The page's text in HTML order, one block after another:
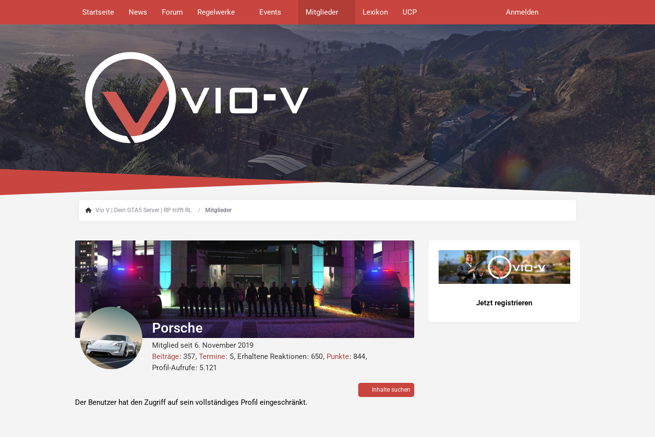
Startseite News Forum Regelwerke Events Mitglieder Lexikon UCP Anmelden
Vio V | Dein GTA5 Server | RP trifft RL Mitglieder
Porsche
Mitglied seit 6. November 2019
Beiträge 357 Termine 5 Erhaltene Reaktionen 650 Punkte 844
Profil-Aufrufe 5.121
Inhalte suchen
Der Benutzer hat den Zugriff auf sein vollständiges Profil eingeschränkt.
Jetzt registrieren